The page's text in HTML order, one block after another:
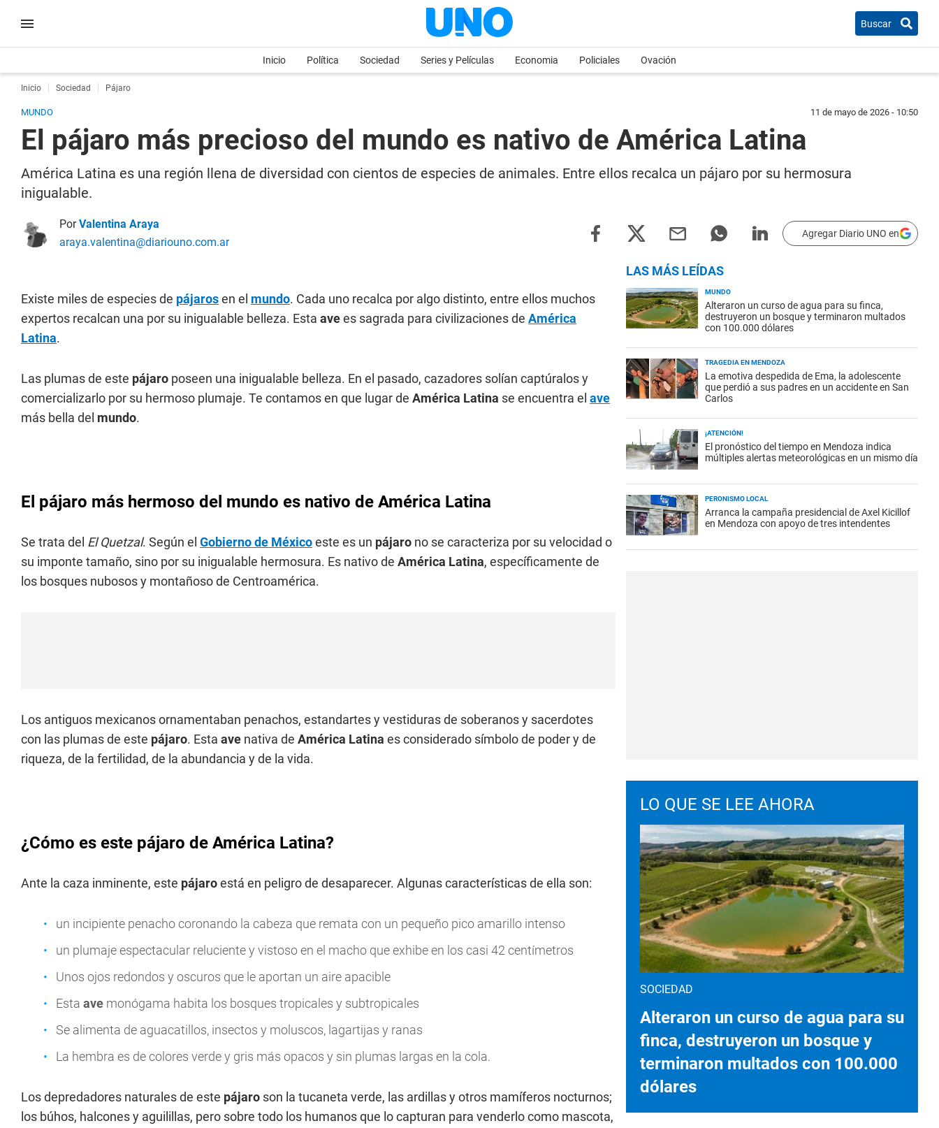
Buscar
Inicio Política Sociedad Series y Películas Economia Policiales Ovación
Inicio Sociedad Pájaro
MUNDO 11 de mayo de 2026 - 10:50
El pájaro más precioso del mundo es nativo de América Latina
América Latina es una región llena de diversidad con cientos de especies de animales. Entre ellos recalca un pájaro por su hermosura
inigualable.
PorValentina Araya
araya.valentina@diariouno.com.ar
Agregar Diario UNO en
Existe miles de especies de pájarosen el mundo. Cada uno recalca por algo distinto, entre ellos muchos
expertos recalcan una por su inigualable belleza. Esta avees sagrada para civilizaciones de América
Latina.
Las plumas de este pájaro poseen una inigualable belleza. En el pasado, cazadores solían captúralos y
comercializarlo por su hermoso plumaje. Te contamos en que lugar de América Latina se encuentra el ave
más bella del mundo.
El pájaro más hermoso del mundo es nativo de América Latina
Se trata del El Quetzal. Según el Gobierno de Méxicoeste es un pájaro no se caracteriza por su velocidad o
su imponte tamaño, sino por su inigualable hermosura. Es nativo de América Latina, específicamente de
los bosques nubosos y montañoso de Centroamérica.
Los antiguos mexicanos ornamentaban penachos, estandartes y vestiduras de soberanos y sacerdotes
con las plumas de este pájaro. Esta ave nativa de América Latina es considerado símbolo de poder y de
riqueza, de la fertilidad, de la abundancia y de la vida.
¿Cómo es este pájaro de América Latina?
Ante la caza inminente, este pájaroestá en peligro de desaparecer. Algunas características de ella son:
un incipiente penacho coronando la cabeza que remata con un pequeño pico amarillo intenso
un plumaje espectacular reluciente y vistoso en el macho que exhibe en los casi 42 centímetros
Unos ojos redondos y oscuros que le aportan un aire apacible
Esta ave monógama habita los bosques tropicales y subtropicales
Se alimenta de aguacatillos, insectos y moluscos, lagartijas y ranas
La hembra es de colores verde y gris más opacos y sin plumas largas en la cola.
Los depredadores naturales de este pájaro son la tucaneta verde, las ardillas y otros mamíferos nocturnos;
los búhos, halcones y aguilillas, pero sobre todo los humanos que lo capturan para venderlo como mascota,
LAS MÁS LEÍDAS
MUNDO
Alteraron un curso de agua para su finca,
destruyeron un bosque y terminaron multados
con 100.000 dólares
TRAGEDIA EN MENDOZA
La emotiva despedida de Ema, la adolescente
que perdió a sus padres en un accidente en San
Carlos
¡ATENCIÓN!
El pronóstico del tiempo en Mendoza indica
múltiples alertas meteorológicas en un mismo día
PERONISMO LOCAL
Arranca la campaña presidencial de Axel Kicillof
en Mendoza con apoyo de tres intendentes
LO QUE SE LEE AHORA
SOCIEDAD
Alteraron un curso de agua para su
finca, destruyeron un bosque y
terminaron multados con 100.000
dólares